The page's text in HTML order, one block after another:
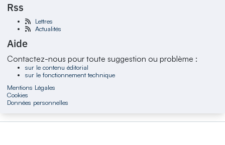
Rss
Lettres
Actualités
Aide
Contactez-nous pour toute suggestion ou problème :
sur le contenu éditorial
sur le fonctionnement technique
Mentions Légales
Cookies
Données personnelles